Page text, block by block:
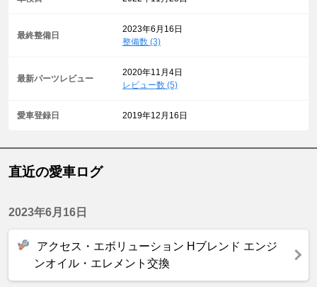
最終整備日
2023年6月16日
整備数 (3)
最新パーツレビュー
2020年11月4日
レビュー数 (5)
愛車登録日 2019年12月16日
直近の愛車ログ
2023年6月16日
アクセス・エボリューション Hブレンド エンジ
ンオイル・エレメント交換